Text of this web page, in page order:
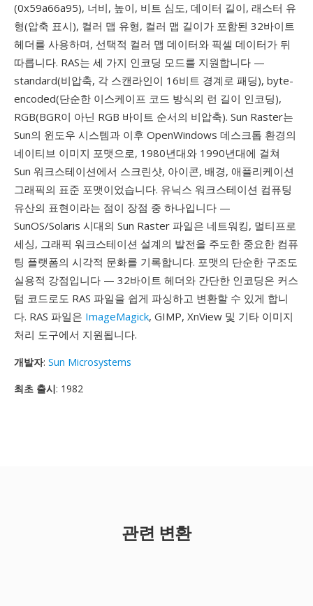
(0x59a66a95), 너비, 높이, 비트 심도, 데이터 길이, 래스터 유
형(압축 표시), 컬러 맵 유형, 컬러 맵 길이가 포함된 32바이트
헤더를 사용하며, 선택적 컬러 맵 데이터와 픽셀 데이터가 뒤
따릅니다. RAS는 세 가지 인코딩 모드를 지원합니다 —
standard(비압축, 각 스캔라인이 16비트 경계로 패딩), byte-
encoded(단순한 이스케이프 코드 방식의 런 길이 인코딩),
RGB(BGR이 아닌 RGB 바이트 순서의 비압축). Sun Raster는
Sun의 윈도우 시스템과 이후 OpenWindows 데스크톱 환경의
네이티브 이미지 포맷으로, 1980년대와 1990년대에 걸쳐
Sun 워크스테이션에서 스크린샷, 아이콘, 배경, 애플리케이션
그래픽의 표준 포맷이었습니다. 유닉스 워크스테이션 컴퓨팅
유산의 표현이라는 점이 장점 중 하나입니다 —
SunOS/Solaris 시대의 Sun Raster 파일은 네트워킹, 멀티프로
세싱, 그래픽 워크스테이션 설계의 발전을 주도한 중요한 컴퓨
팅 플랫폼의 시각적 문화를 기록합니다. 포맷의 단순한 구조도
실용적 강점입니다 — 32바이트 헤더와 간단한 인코딩은 커스
텀 코드로도 RAS 파일을 쉽게 파싱하고 변환할 수 있게 합니
다. RAS 파일은 ImageMagick, GIMP, XnView 및 기타 이미지
처리 도구에서 지원됩니다.
개발자: Sun Microsystems
최초 출시: 1982
관련 변환